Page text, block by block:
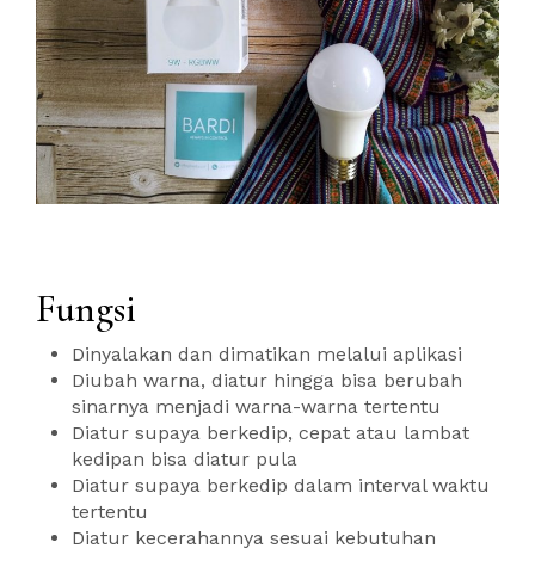
Fungsi
Dinyalakan dan dimatikan melalui aplikasi
Diubah warna, diatur hingga bisa berubah
sinarnya menjadi warna-warna tertentu
Diatur supaya berkedip, cepat atau lambat
kedipan bisa diatur pula
Diatur supaya berkedip dalam interval waktu
tertentu
Diatur kecerahannya sesuai kebutuhan